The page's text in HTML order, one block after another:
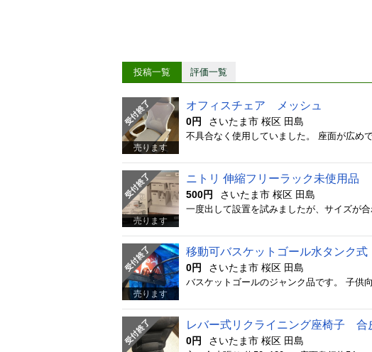
投稿一覧 評価一覧
売ります
オフィスチェア メッシュ
0円 さいたま市 桜区 田島
売ります
ニトリ 伸縮フリーラック未使用品
500円 さいたま市 桜区 田島
一度出して設置を試みましたが、サイズが
売ります
移動可バスケットゴール水タンク
0円 さいたま市 桜区 田島
レバー式リクライニング座椅子 合
0円 さいたま市 桜区 田島